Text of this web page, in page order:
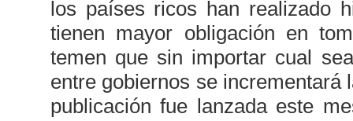
los países ricos han realizado
tienen mayor obligación en
temen que sin importar cual
entre gobiernos se incrementará
publicación fue lanzada este